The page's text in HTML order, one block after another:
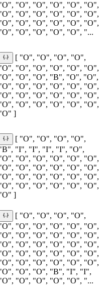
"O", "O", "O", "O", "O",
"O", "O", "O", "O", "O",
"O", "O", "O", "O", "O",
"O", "O", "O", "O", "...
[ "O", "O", "O", "O",
"O", "O", "O", "O", "O",
"O", "O", "B", "O", "O",
"O", "O", "O", "O", "O",
"O", "O", "O", "O", "O",
"O", "O", "O", "O", "O",
]
[ "O", "O", "O", "O",
"I", "I", "I", "I", "O",
"O", "O", "O", "O", "O",
"O", "O", "O", "O", "O",
"O", "O", "O", "O", "O",
"O", "O", "O", "O", "O",
]
[ "O", "O", "O", "O",
"O", "O", "O", "O", "O",
"O", "O", "O", "O", "O",
"O", "O", "O", "O", "O",
"O", "O", "O", "O", "O",
"O", "O", "O", "O", "O",
"O", "O", "B", "I", "I",
"O", "O", "O", "O", "...